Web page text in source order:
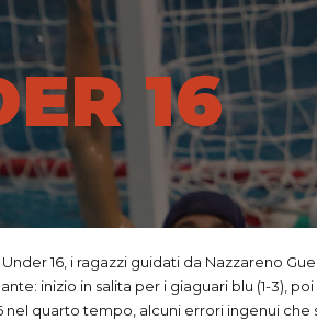
16
16, i ragazzi guidati da Nazzareno
inizio in salita per i giaguari blu (1-3),
quarto tempo, alcuni errori ingenui